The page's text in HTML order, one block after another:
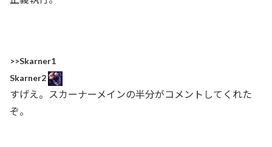
>>Skarner1
Skarner2
すげえ。スカーナーメインの半分がコメントしてくれた
ぞ。